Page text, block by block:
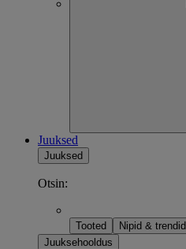
Juuksed
Juuksed
Otsin:
Tooted
Nipid & trendid
Juuksehooldus